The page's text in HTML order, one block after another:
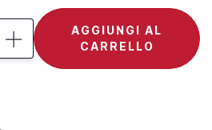
AGGIUNGI AL
CARRELLO